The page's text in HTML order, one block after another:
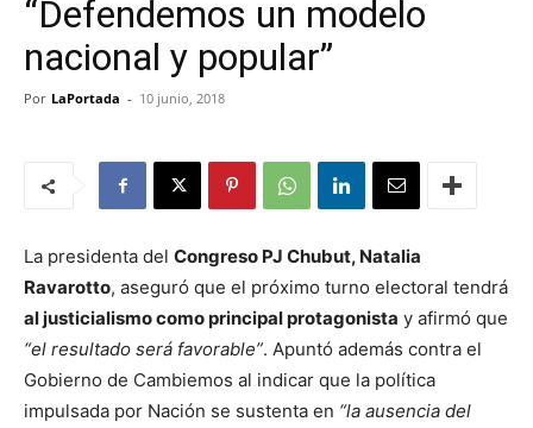
“Defendemos un modelo
nacional y popular”
Por LaPortada - 10 junio, 2018
La presidenta del Congreso PJ Chubut, Natalia
Ravarotto, aseguró que el próximo turno electoral tendrá
al justicialismo como principal protagonista y afirmó que
“el resultado será favorable”. Apuntó además contra el
Gobierno de Cambiemos al indicar que la política
impulsada por Nación se sustenta en “la ausencia del